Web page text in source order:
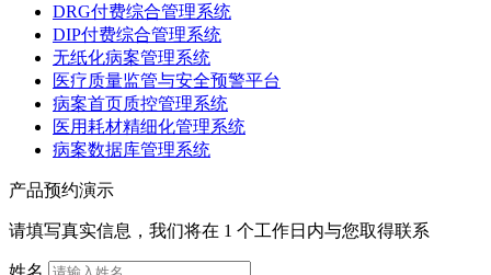
DRG付费综合管理系统
DIP付费综合管理系统
无纸化病案管理系统
医疗质量监管与安全预警平台
病案首页质控管理系统
医用耗材精细化管理系统
病案数据库管理系统
产品预约演示
请填写真实信息，我们将在 1 个工作日内与您取得联系
姓名